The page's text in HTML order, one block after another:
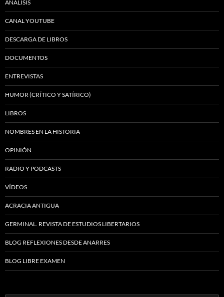
ANÁLISIS
CANAL YOUTUBE
DESCARGA DE LIBROS
DOCUMENTOS
ENTREVISTAS
HUMOR (CRÍTICO Y SATÍRICO)
LIBROS
NOMBRES EN LA HISTORIA
OPINIÓN
RADIO Y PODCASTS
VÍDEOS
ACRACIA ANTIGUA
GERMINAL. REVISTA DE ESTUDIOS LIBERTARIOS
BLOG REFLEXIONES DESDE ANARRES
BLOG LIBRE EXAMEN